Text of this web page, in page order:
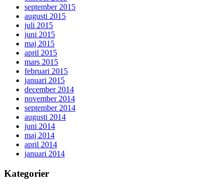
september 2015
augusti 2015
juli 2015
juni 2015
maj 2015
april 2015
mars 2015
februari 2015
januari 2015
december 2014
november 2014
september 2014
augusti 2014
juni 2014
maj 2014
april 2014
januari 2014
Kategorier